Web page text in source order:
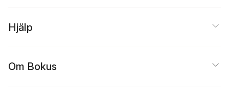
Hjälp
Om Bokus